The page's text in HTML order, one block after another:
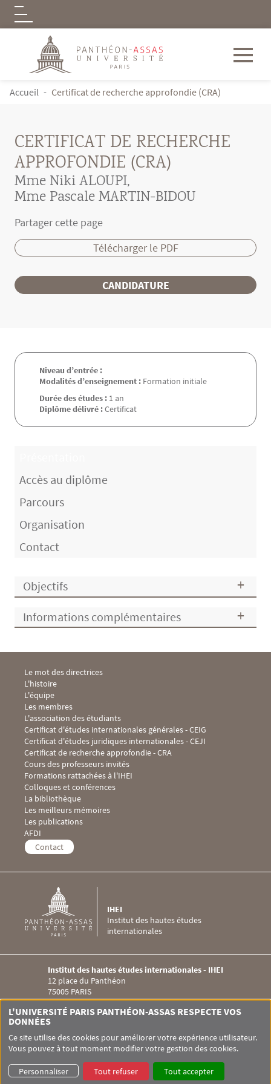
Aller au contenu principal
Logo
FIL D'ARIANE
Accueil Certificat de recherche approfondie (CRA)
CERTIFICAT DE RECHERCHE
APPROFONDIE (CRA)
Mme Niki ALOUPI,
Mme Pascale MARTIN-BIDOU
Partager cette page
Télécharger le PDF
CANDIDATURE
Niveau d’entrée :
Modalités d’enseignement : Formation initiale
Durée des études : 1 an
Diplôme délivré :Certificat
Accès au diplôme
Parcours
Organisation
Contact
Objectifs
Informations complémentaires
Menu Footer IHEI 1
Le mot des directrices
L'histoire
L'équipe
Les membres
L'association des étudiants
Menu Footer IHEI 2
Certificat d'études internationales générales - CEIG
Certificat d'études juridiques internationales - CEJI
Certificat de recherche approfondie - CRA
Cours des professeurs invités
Formations rattachées à l'IHEI
Menu Footer IHEI 3
Colloques et conférences
La bibliothèque
Les meilleurs mémoires
Les publications
Menu Footer IHEI 4
AFDI
Contact
Institut des hautes études
internationales
IHEI
Institut des hautes études internationales - IHEI
12 place du Panthéon
75005 PARIS
Menu RS IHEI
UNIVERSITÉ PARIS-PANTHÉON-ASSAS SITEMAP
GLOSSAIRE
DONNÉES PERSONNELLES
L'UNIVERSITÉ PARIS PANTHÉON-ASSAS RESPECTE VOS
DONNÉES
Ce site utilise des cookies pour améliorer votre expérience utilisateur.
Vous pouvez à tout moment modifier votre gestion des cookies.
Personnaliser Tout refuser Tout accepter